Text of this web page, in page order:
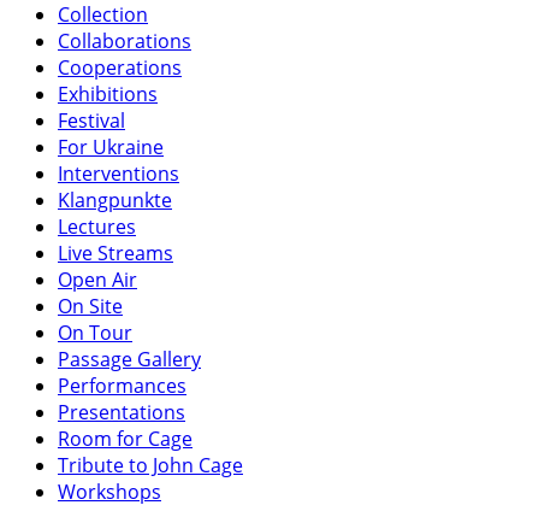
Collection
Collaborations
Cooperations
Exhibitions
Festival
For Ukraine
Interventions
Klangpunkte
Lectures
Live Streams
Open Air
On Site
On Tour
Passage Gallery
Performances
Presentations
Room for Cage
Tribute to John Cage
Workshops